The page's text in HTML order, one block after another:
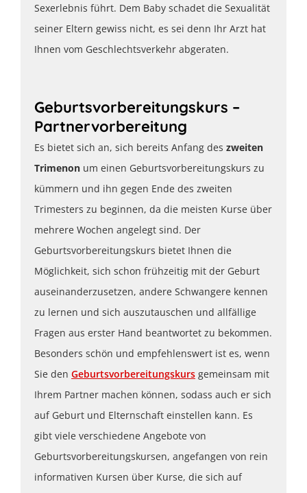
Sexerlebnis führt. Dem Baby schadet die Sexualität
seiner Eltern gewiss nicht, es sei denn Ihr Arzt hat
Ihnen vom Geschlechtsverkehr abgeraten.
Geburtsvorbereitungskurs –
Partnervorbereitung
Es bietet sich an, sich bereits Anfang des zweiten
Trimenon um einen Geburtsvorbereitungskurs zu
kümmern und ihn gegen Ende des zweiten
Trimesters zu beginnen, da die meisten Kurse über
mehrere Wochen angelegt sind. Der
Geburtsvorbereitungskurs bietet Ihnen die
Möglichkeit, sich schon frühzeitig mit der Geburt
auseinanderzusetzen, andere Schwangere kennen
zu lernen und sich auszutauschen und allfällige
Fragen aus erster Hand beantwortet zu bekommen.
Besonders schön und empfehlenswert ist es, wenn
Sie den Geburtsvorbereitungskurs gemeinsam mit
Ihrem Partner machen können, sodass auch er sich
auf Geburt und Elternschaft einstellen kann. Es
gibt viele verschiedene Angebote von
Geburtsvorbereitungskursen, angefangen von rein
informativen Kursen über Kurse, die sich auf